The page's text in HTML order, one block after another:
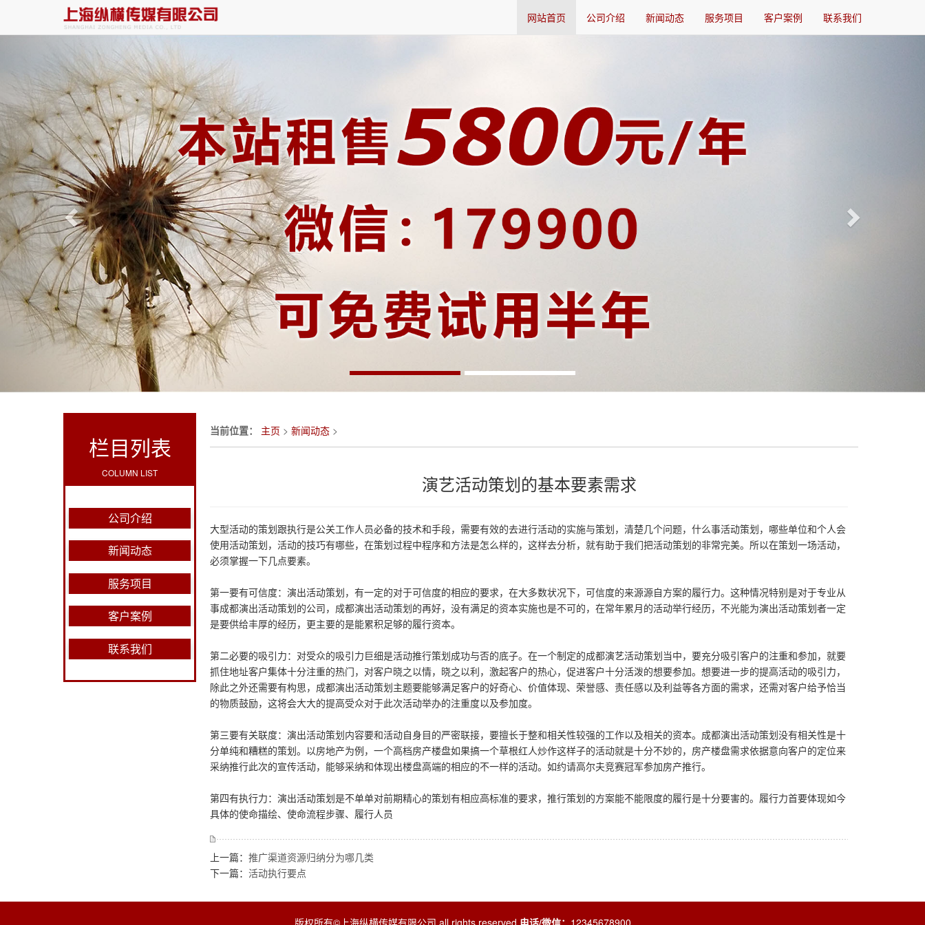
网站首页 公司介绍 新闻动态 服务项目 客户案例 联系我们
栏目列表
COLUMN LIST
公司介绍
新闻动态
服务项目
客户案例
联系我们
当前位置： 主页 >新闻动态 >
演艺活动策划的基本要素需求
大型活动的策划跟执行是公关工作人员必备的技术和手段，需要有效的去进行活动的实施与策划，清楚几个问题，什么事活动策划，哪些单位和个人会
使用活动策划，活动的技巧有哪些，在策划过程中程序和方法是怎么样的，这样去分析，就有助于我们把活动策划的非常完美。所以在策划一场活动，
必须掌握一下几点要素。
第一要有可信度：演出活动策划，有一定的对于可信度的相应的要求，在大多数状况下，可信度的来源源自方案的履行力。这种情况特别是对于专业从
事成都演出活动策划的公司，成都演出活动策划的再好，没有满足的资本实施也是不可的，在常年累月的活动举行经历，不光能为演出活动策划者一定
是要供给丰厚的经历，更主要的是能累积足够的履行资本。
第二必要的吸引力：对受众的吸引力巨细是活动推行策划成功与否的底子。在一个制定的成都演艺活动策划当中，要充分吸引客户的注重和参加，就要
抓住地址客户集体十分注重的热门，对客户晓之以情，晓之以利，激起客户的热心，促进客户十分活泼的想要参加。想要进一步的提高活动的吸引力，
除此之外还需要有构思，成都演出活动策划主题要能够满足客户的好奇心、价值体现、荣誉感、责任感以及利益等各方面的需求，还需对客户给予恰当
的物质鼓励，这将会大大的提高受众对于此次活动举办的注重度以及参加度。
第三要有关联度：演出活动策划内容要和活动自身目的严密联接，要擅长于整和相关性较强的工作以及相关的资本。成都演出活动策划没有相关性是十
分单纯和糟糕的策划。以房地产为例，一个高档房产楼盘如果搞一个草根红人炒作这样子的活动就是十分不妙的，房产楼盘需求依据意向客户的定位来
采纳推行此次的宣传活动，能够采纳和体现出楼盘高端的相应的不一样的活动。如约请高尔夫竞赛冠军参加房产推行。
第四有执行力：演出活动策划是不单单对前期精心的策划有相应高标准的要求，推行策划的方案能不能限度的履行是十分要害的。履行力首要体现如今
具体的使命描绘、使命流程步骤、履行人员
上一篇：推广渠道资源归纳分为哪几类
下一篇：活动执行要点